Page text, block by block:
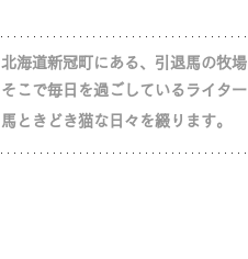
北海道新冠町にある、引退馬の牧場
そこで毎日を過ごしているライター
馬ときどき猫な日々を綴ります。